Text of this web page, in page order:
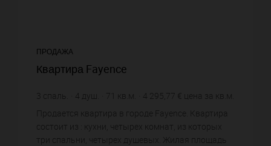
ПРОДАЖА
Квартира Fayence
3 спаль. 4 душ. 71 кв.м. 4 295,77 €
цена за кв.м.
Продается квартира в городе Fayence. Квартира
состоит из : кухни, четырех комнат, из которых
три спальни, четырех душевых. Жилая площадь